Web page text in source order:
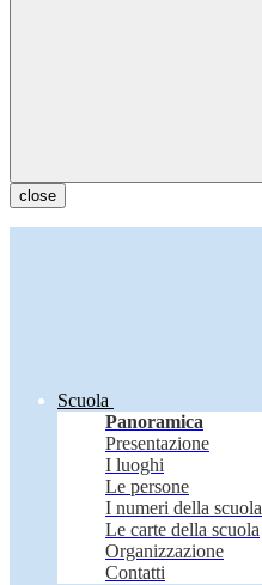
close
Scuola
Panoramica
Presentazione
I luoghi
Le persone
I numeri della scuola
Le carte della scuola
Organizzazione
Contatti